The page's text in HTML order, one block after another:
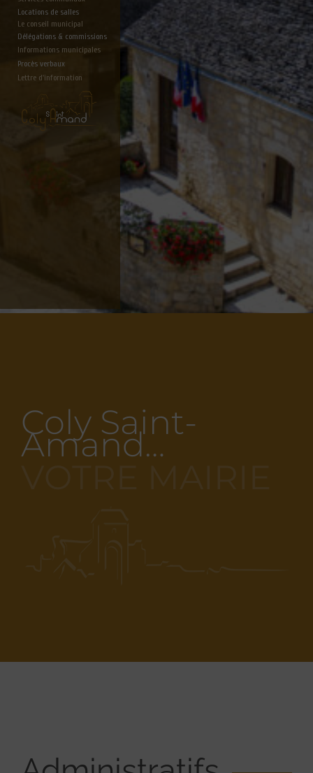
Locations de salles
Le conseil municipal
Délégations & commissions
Informations municipales
Lettre d'information
Procès verbaux
Coly Saint-
Amand…